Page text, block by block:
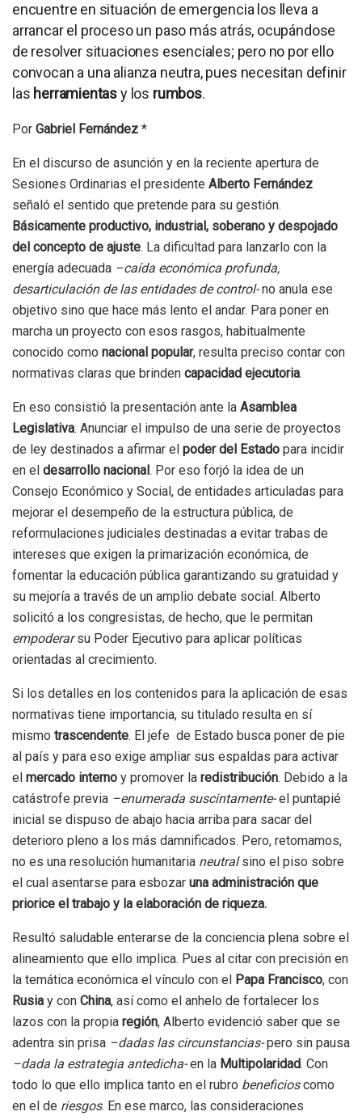
encuentre en situación de emergencia los lleva a
arrancar el proceso un paso más atrás, ocupándose
de resolver situaciones esenciales; pero no por ello
convocan a una alianza neutra, pues necesitan definir
las herramientasy los rumbos.
Por Gabriel Fernández *
En el discurso de asunción y en la reciente apertura de
Sesiones Ordinarias el presidente Alberto Fernández
señaló el sentido que pretende para su gestión.
Básicamente productivo, industrial, soberano y despojado
del concepto de ajuste. La dificultad para lanzarlo con la
energía adecuada –caída económica profunda,
desarticulación de las entidades de control-no anula ese
objetivo sino que hace más lento el andar. Para poner en
marcha un proyecto con esos rasgos, habitualmente
conocido como nacional popular, resulta preciso contar con
normativas claras que brinden capacidad ejecutoria.
En eso consistió la presentación ante la Asamblea
Legislativa. Anunciar el impulso de una serie de proyectos
de ley destinados a afirmar el poder del Estado para incidir
en el desarrollo nacional . Por eso forjó la idea de un
Consejo Económico y Social, de entidades articuladas para
mejorar el desempeño de la estructura pública, de
reformulaciones judiciales destinadas a evitar trabas de
intereses que exigen la primarización económica, de
fomentar la educación pública garantizando su gratuidad y
su mejoría a través de un amplio debate social. Alberto
solicitó a los congresistas, de hecho, que le permitan
empoderarsu Poder Ejecutivo para aplicar políticas
orientadas al crecimiento.
Si los detalles en los contenidos para la aplicación de esas
normativas tiene importancia, su titulado resulta en sí
mismo trascendente. El jefe de Estado busca poner de pie
al país y para eso exige ampliar sus espaldas para activar
el mercado interno y promover la redistribución. Debido a la
catástrofe previa –enumerada suscintamente-el puntapié
inicial se dispuso de abajo hacia arriba para sacar del
deterioro pleno a los más damnificados. Pero, retomamos,
no es una resolución humanitaria neutralsino el piso sobre
el cual asentarse para esbozar una administración que
priorice el trabajo y la elaboración de riqueza.
Resultó saludable enterarse de la conciencia plena sobre el
alineamiento que ello implica. Pues al citar con precisión en
la temática económica el vínculo con el
Papa Francisco, con
Rusia y con China, así como el anhelo de fortalecer los
lazos con la propia región, Alberto evidenció saber que se
adentra sin prisa –dadas las circunstancias-pero sin pausa
–dada la estrategia antedicha-en la Multipolaridad. Con
todo lo que ello implica tanto en el rubro beneficioscomo
en el de riesgos. En ese marco, las consideraciones